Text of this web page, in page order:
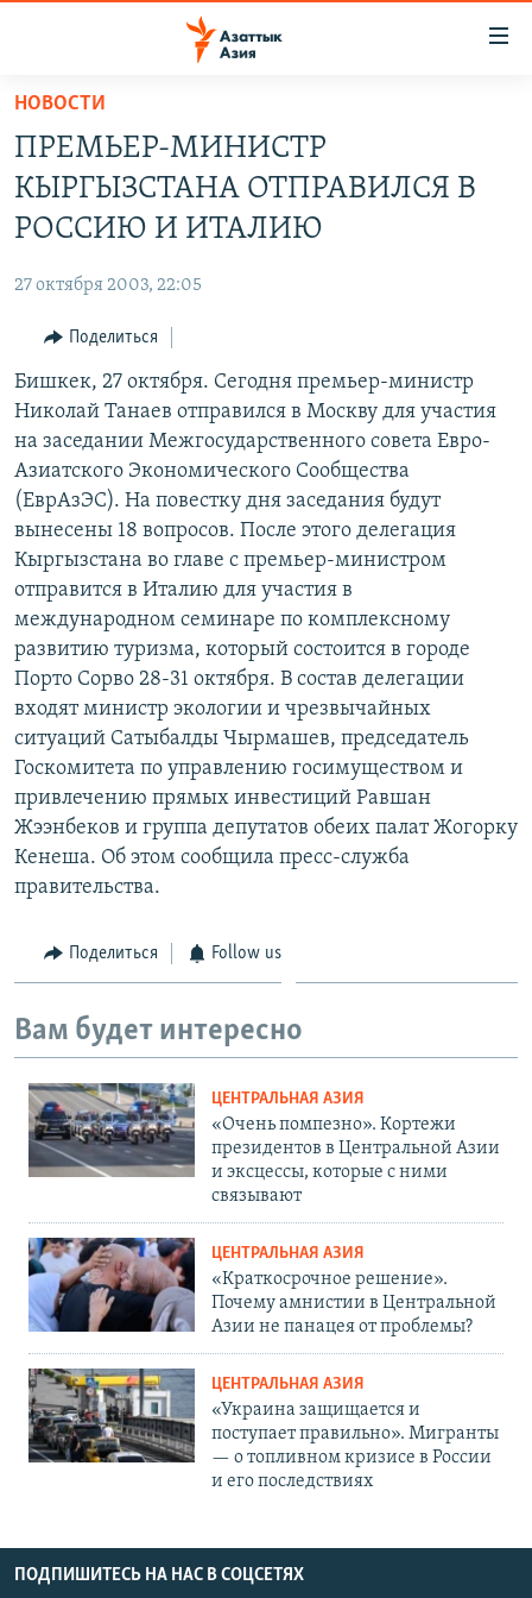
Вернуться
основному
содержанию
Вернутся
главной
навигации
Вернутся
поиску
КЫРГЫЗСТАН
ТАДЖИКИСТАН
ВОЙНА В УКРАИНЕ
ҚАЗАҚША
КЫРГЫЗЧА
ЎЗБЕКЧА
TÜRKMENÇE
Все сайты РСЕ/РС
НОВОСТИ
ПРЕМЬЕР-МИНИСТР
КЫРГЫЗСТАНА ОТПРАВИЛСЯ В
РОССИЮ И ИТАЛИЮ
27 октября 2003, 22:05
Поделиться
Бишкек, 27 октября. Сегодня премьер-министр
Николай Танаев отправился в Москву для участия
на заседании Межгосударственного совета Евро-
Азиатского Экономического Сообщества
(ЕврАзЭС). На повестку дня заседания будут
вынесены 18 вопросов. После этого делегация
Кыргызстана во главе с премьер-министром
отправится в Италию для участия в
международном семинаре по комплексному
развитию туризма, который состоится в городе
Порто Сорво 28-31 октября. В состав делегации
входят министр экологии и чрезвычайных
ситуаций Сатыбалды Чырмашев, председатель
Госкомитета по управлению госимуществом и
привлечению прямых инвестиций Равшан
Жээнбеков и группа депутатов обеих палат Жогорку
Кенеша. Об этом сообщила пресс-служба
правительства.
Поделиться Follow us
Вам будет интересно
ЦЕНТРАЛЬНАЯ АЗИЯ
«Очень помпезно». Кортежи
президентов в Центральной Азии
и эксцессы, которые с ними
связывают
ЦЕНТРАЛЬНАЯ АЗИЯ
«Краткосрочное решение».
Почему амнистии в Центральной
Азии не панацея от проблемы?
ЦЕНТРАЛЬНАЯ АЗИЯ
«Украина защищается и
поступает правильно». Мигранты
— о топливном кризисе в России
и его последствиях
ПОДПИШИТЕСЬ НА НАС В СОЦСЕТЯХ